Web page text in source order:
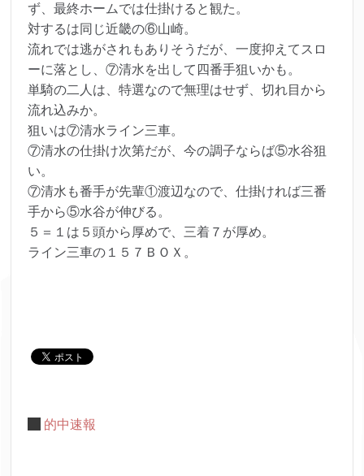
ず、最終ホームでは仕掛けると観た。
対するは同じ近畿の⑥山崎。
流れでは逃がされもありそうだが、一度抑えてスロ
ーに落とし、⑦清水を出して四番手狙いかも。
単騎の二人は、特選なので無理はせず、切れ目から
流れ込みか。
狙いは⑦清水ライン三車。
⑦清水の仕掛け次第だが、今の調子ならば⑤水谷狙
い。
⑦清水も番手が先輩①渡辺なので、仕掛ければ三番
手から⑤水谷が伸びる。
５＝１は５頭から厚めで、三着７が厚め。
ライン三車の１５７ＢＯＸ。
的中速報